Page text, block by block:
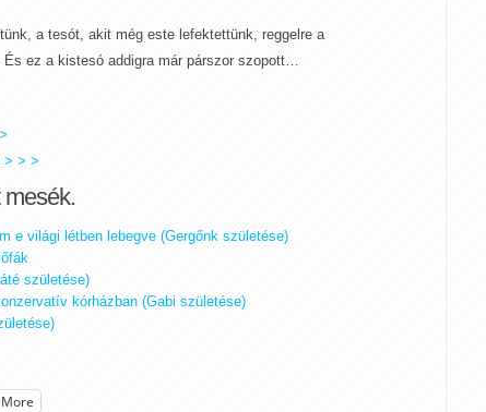
a tesót, akit még este lefektettünk, reggelre a
ez a kistesó addigra már párszor szopott…
> > >
e világi létben lebegve (Gergőnk születése)
születése)
kórházban (Gabi születése)
More